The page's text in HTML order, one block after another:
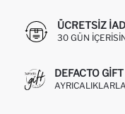
ÜCRETSIZ
30 GÜN
DEFACTO